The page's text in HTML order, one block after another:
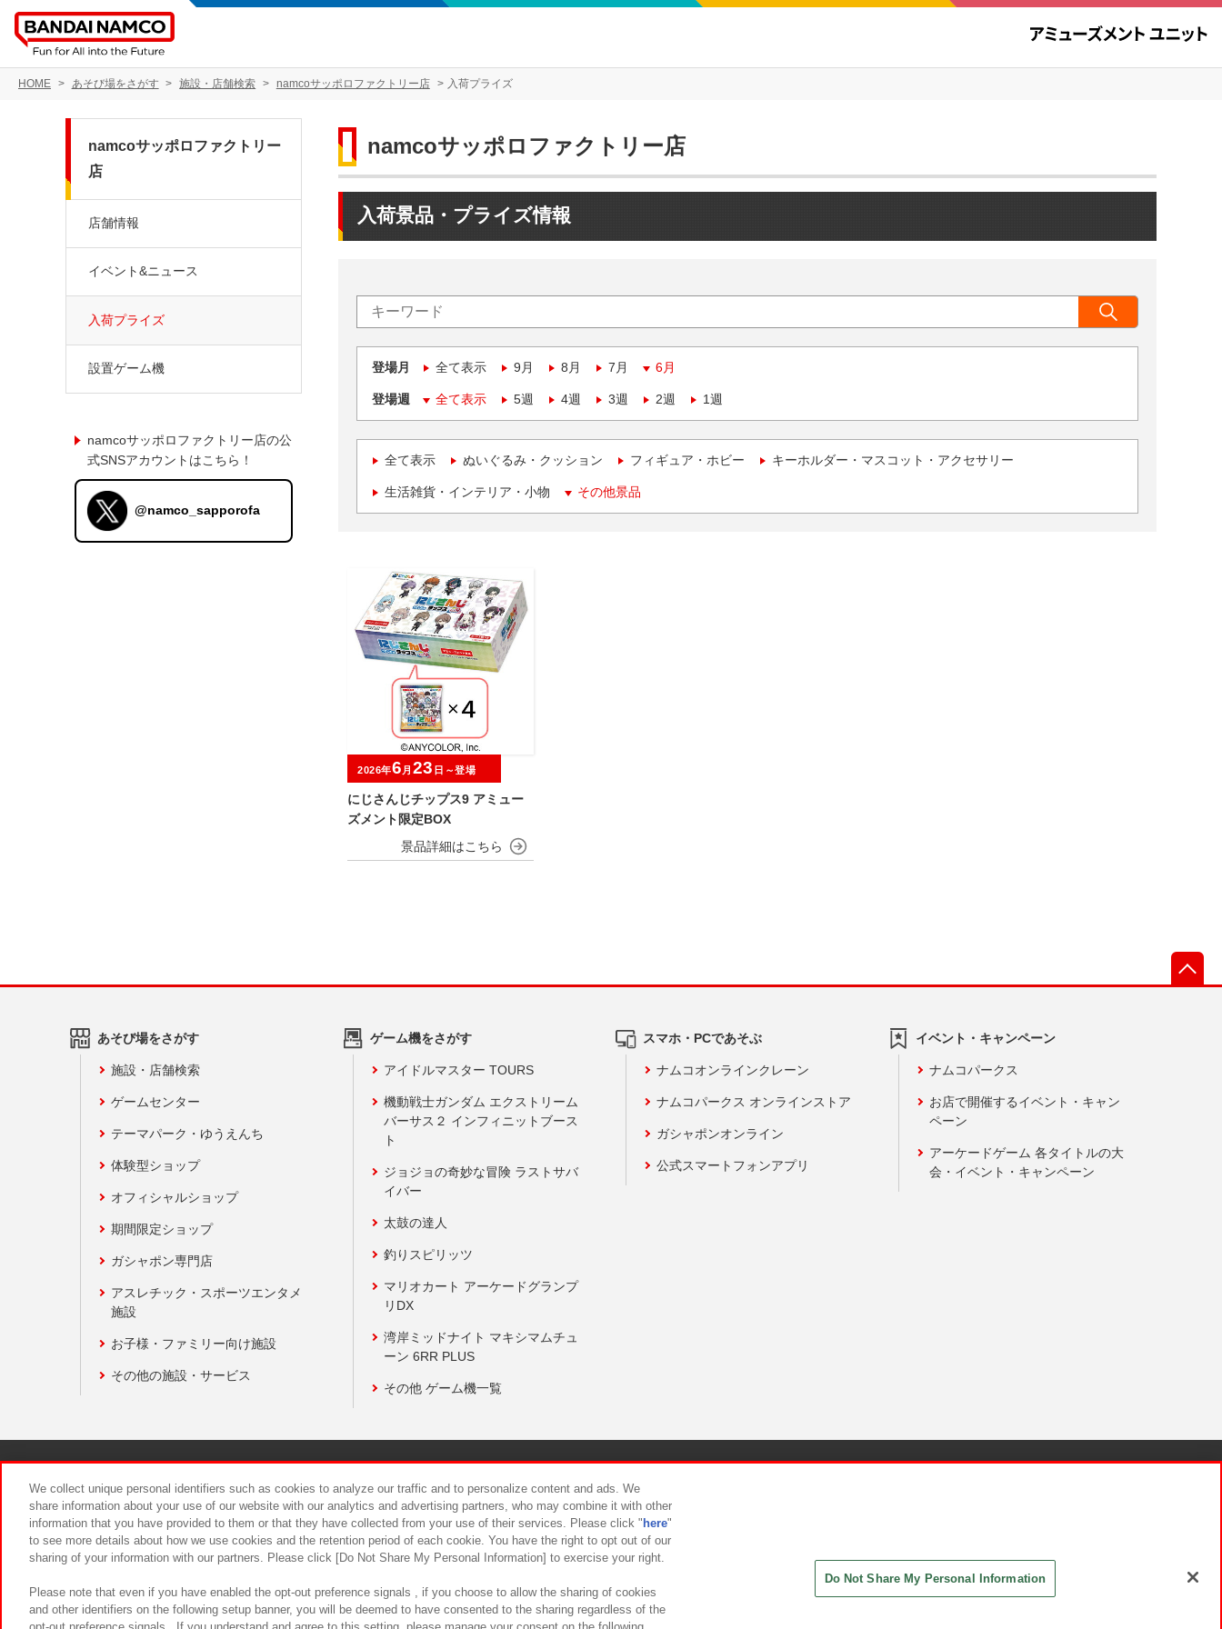
HOME あそび場をさがす 施設・店舗検索 namcoサッポロファクトリー店 入荷プライズ
namcoサッポロファクトリー店
入荷景品・プライズ情報
登場月 全て表示 9月 8月 7月 6月
登場週 全て表示 5週 4週 3週 2週 1週
全て表示 ぬいぐるみ・クッション フィギュア・ホビー キーホルダー・マスコット・アクセサリー
生活雑貨・インテリア・小物 その他景品
にじさんじチップス9 アミュー
ズメント限定BOX
2026年6 月 23 日～登場
namcoサッポロファクトリー
店
店舗情報
イベント&ニュース
入荷プライズ
設置ゲーム機
namcoサッポロファクトリー店の公
式SNSアカウントはこちら！
@namco_sapporofa
あそび場をさがす
施設・店舗検索
ゲームセンター
テーマパーク・ゆうえんち
体験型ショップ
オフィシャルショップ
期間限定ショップ
ガシャポン専門店
アスレチック・スポーツエンタメ
施設
お子様・ファミリー向け施設
その他の施設・サービス
ゲーム機をさがす
アイドルマスター TOURS
機動戦士ガンダム エクストリーム
バーサス２ インフィニットブース
ト
ジョジョの奇妙な冒険 ラストサバ
イバー
太鼓の達人
釣りスピリッツ
マリオカート アーケードグランプ
リDX
湾岸ミッドナイト マキシマムチュ
ーン 6RR PLUS
その他 ゲーム機一覧
スマホ・PCであそぶ
ナムコオンラインクレーン
ナムコパークス オンラインストア
ガシャポンオンライン
公式スマートフォンアプリ
イベント・キャンペーン
ナムコパークス
お店で開催するイベント・キャン
ペーン
アーケードゲーム 各タイトルの大
会・イベント・キャンペーン
食品のご提供について カスタマーハラスメント対応方針
We collect unique personal identifiers such as cookies to analyze our traffic and to personalize content and ads. We
share information about your use of our website with our analytics and advertising partners, who may combine it with other
information that you have provided to them or that they have collected from your use of their services. Please click " here"
to see more details about how we use cookies and the retention period of each cookie. You have the right to opt out of our
sharing of your information with our partners. Please click [Do Not Share My Personal Information] to exercise your right.
Please note that even if you have enabled the opt-out preference signals , if you choose to allow the sharing of cookies
and other identifiers on the following setup banner, you will be deemed to have consented to the sharing regardless of the
Do Not Share My Personal Information